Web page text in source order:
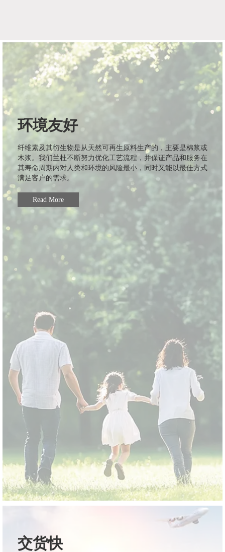
环境友好
纤维素及其衍生物是从天然可再生原料生产的，主要是棉浆或
木浆。我们兰杜不断努力优化工艺流程，并保证产品和服务在
其寿命周期内对人类和环境的风险最小，同时又能以最佳方式
满足客户的需求。
Read More
交货快